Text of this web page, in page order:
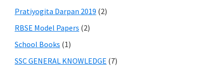
Pratiyogita Darpan 2019 (2)
RBSE Model Papers (2)
School Books (1)
SSC GENERAL KNOWLEDGE (7)